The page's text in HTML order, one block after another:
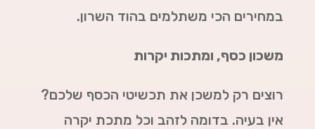
במחירים הכי משתלמים בהוד השרון.
משכון כסף, ומתכות יקרות
רוצים רק למשכן את תכשיטי הכסף שלכם?
אין בעיה. בדומה לזהב וכל מתכת יקרה